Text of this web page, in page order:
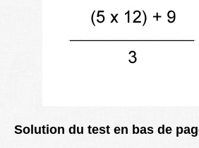
Solution du test en bas de